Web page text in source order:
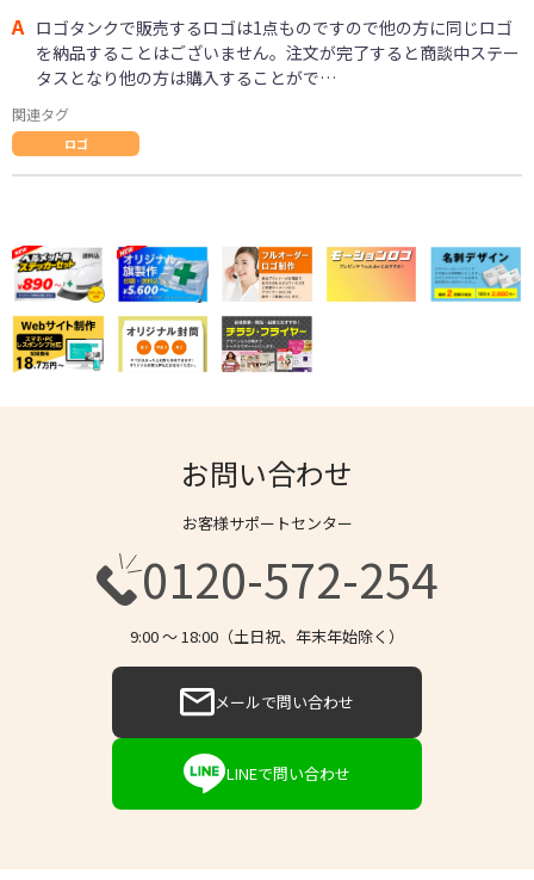
A ロゴタンクで販売するロゴは1点ものですので他の方に同じロゴ
を納品することはございません。注文が完了すると商談中ステー
タスとなり他の方は購入することがで…
関連タグ
ロゴ
お問い合わせ
お客様サポートセンター
0120-572-254
9:00 〜 18:00（土日祝、年末年始除く）
メールで問い合わせ
LINEで問い合わせ